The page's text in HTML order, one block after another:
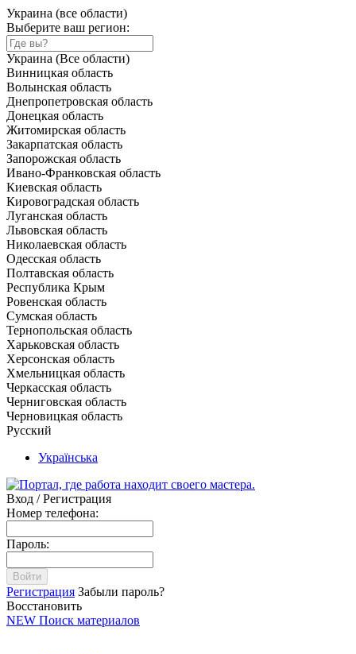
Украина (все области)
Выберите ваш регион:
Украина (Все области)
Винницкая область
Волынская область
Днепропетровская область
Донецкая область
Житомирская область
Закарпатская область
Запорожская область
Ивано-Франковская область
Киевская область
Кировоградская область
Луганская область
Львовская область
Николаевская область
Одесская область
Полтавская область
Республика Крым
Ровенская область
Сумская область
Тернопольская область
Харьковская область
Херсонская область
Хмельницкая область
Черкасская область
Черниговская область
Черновицкая область
Русский
Українська
Вход / Регистрация
Номер телефона:
Пароль:
Войти
Регистрация Забыли пароль?
Восстановить
NEW Поиск материалов